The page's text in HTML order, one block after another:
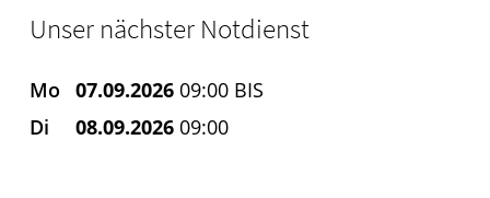
Unser nächster Notdienst
Mo 07.09.202609:00 BIS
Di
08.09.202609:00